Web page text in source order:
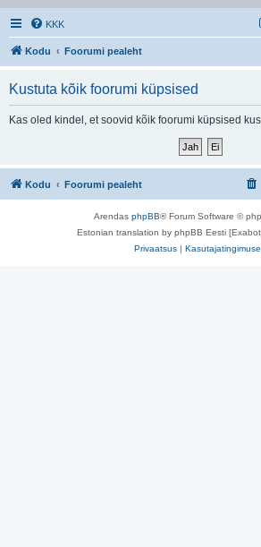
KKK
Kodu Foorumi pealeht
Kustuta kõik foorumi küpsised
Kas oled kindel, et soovid kõik foorumi küpsised
Kodu Foorumi pealeht
Arendas phpBB® Forum Software ©
Estonian translation by phpBB Eesti
Privaatsus |